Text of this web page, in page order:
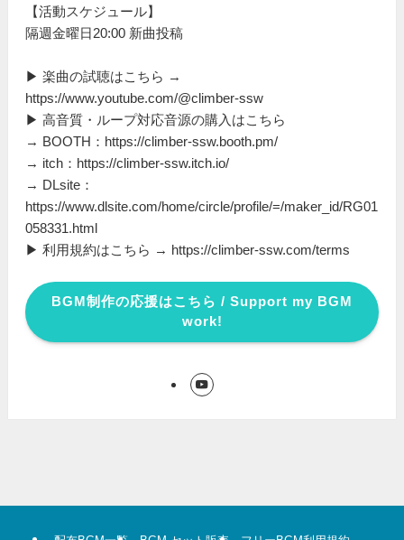
【活動スケジュール】
隔週金曜日20:00 新曲投稿
▶ 楽曲の試聴はこちら →
https://www.youtube.com/@climber-ssw
▶ 高音質・ループ対応音源の購入はこちら
→ BOOTH：https://climber-ssw.booth.pm/
→ itch：https://climber-ssw.itch.io/
→ DLsite：
https://www.dlsite.com/home/circle/profile/=/maker_id/RG01
058331.html
▶ 利用規約はこちら → https://climber-ssw.com/terms
BGM制作の応援はこちら / Support my BGM
work!